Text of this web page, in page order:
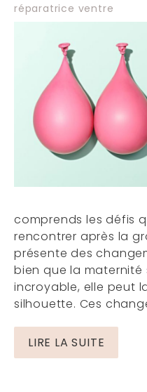
réparatrice ventre
comprends les défis
rencontrer après la
présente des
bien que la maternité
incroyable, elle peut
silhouette. Ces
LIRE LA SUITE